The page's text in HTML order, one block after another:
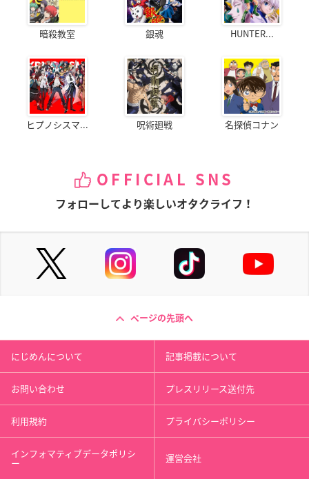
暗殺教室 銀魂 HUNTER...
ヒプノシスマ... 呪術廻戦 名探偵コナン
OFFICIAL SNS
フォローしてより楽しいオタクライフ！
ページの先頭へ
にじめんについて 記事掲載について
お問い合わせ プレスリリース送付先
利用規約 プライバシーポリシー
インフォマティブデータポリシ
ー 運営会社